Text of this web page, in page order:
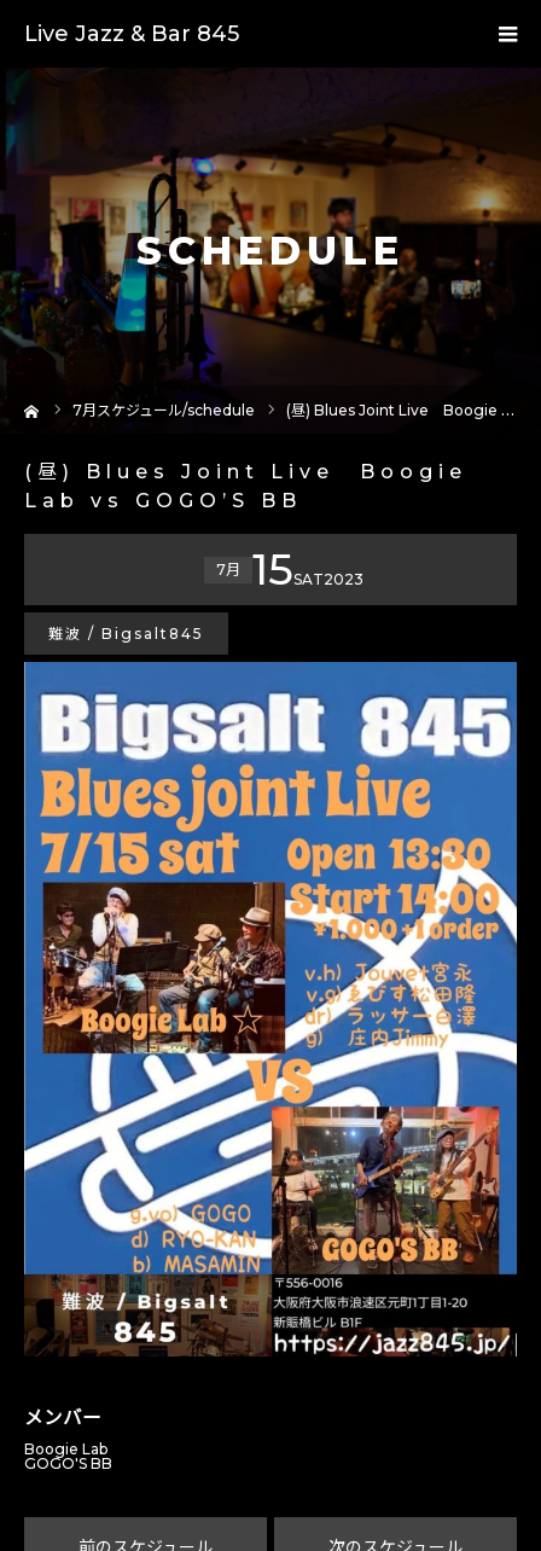
Live Jazz & Bar 845
SCHEDULE
7月スケジュール/schedule (昼) Blues Joint Live Boogie Lab vs GOGO’S BB
(昼) Blues Joint Live Boogie
Lab vs GOGO’S BB
7月 15SAT2023
難波 / Bigsalt845
メンバー
Boogie Lab
GOGO'S BB